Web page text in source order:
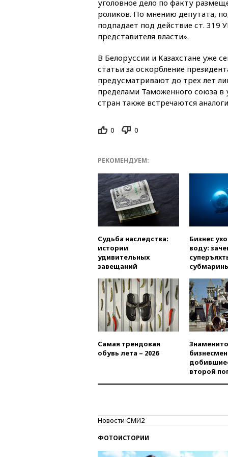
уголовное дело по факту
роликов. По мнению депутата,
подпадает под действие ст. 319
представителя власти».
В Белоруссии и Казахстане уже
статьи за оскорбление
предусматривают до трех лет
пределами Таможенного союза в
стран также встречаются
0 0
РЕКОМЕНДУЕМ:
Судьба наследства:
истории
удивительных
завещаний
Бизнес
воду:
Самая трендовая
обувь лета – 2026
второй
Новости СМИ2
ФОТОИСТОРИИ